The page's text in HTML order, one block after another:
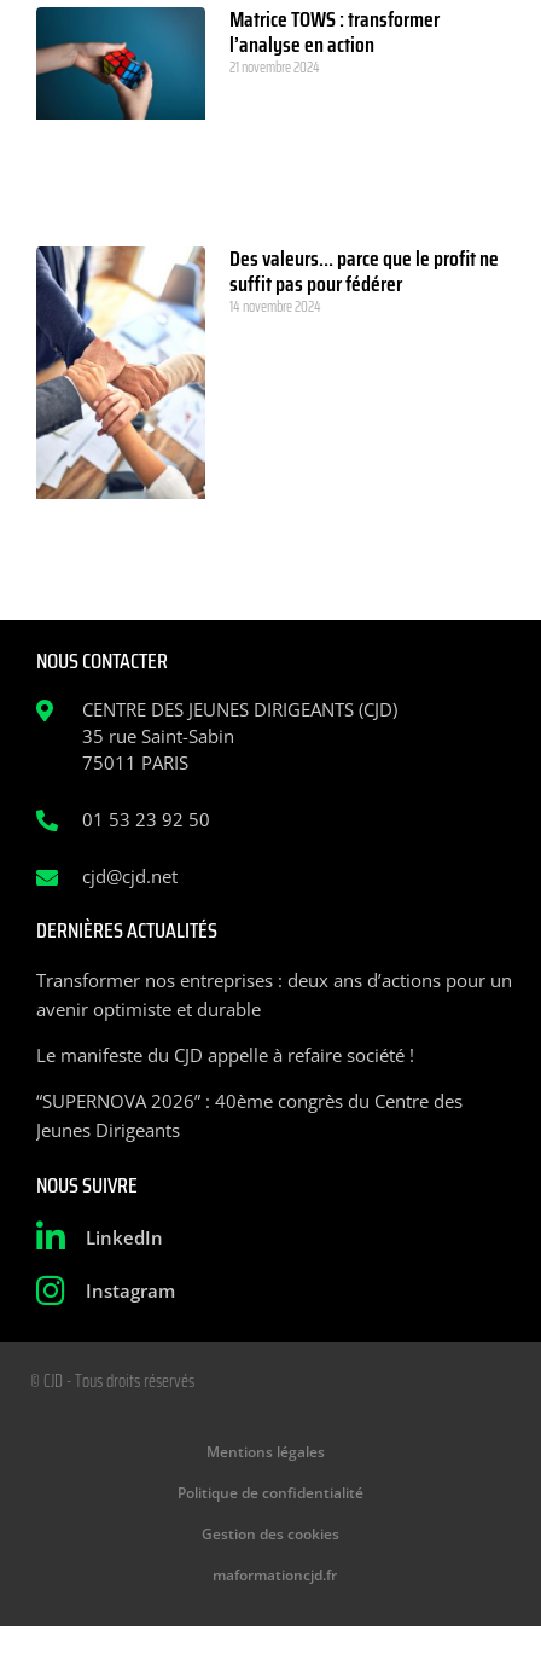
Matrice TOWS : transformer
l’analyse en action
21 novembre 2024
Des valeurs… parce que le profit ne
suffit pas pour fédérer
14 novembre 2024
NOUS CONTACTER
CENTRE DES JEUNES DIRIGEANTS (CJD)
35 rue Saint-Sabin
75011 PARIS
01 53 23 92 50
cjd@cjd.net
DERNIÈRES ACTUALITÉS
Transformer nos entreprises : deux ans d’actions pour un
avenir optimiste et durable
Le manifeste du CJD appelle à refaire société !
“SUPERNOVA 2026” : 40ème congrès du Centre des
Jeunes Dirigeants
NOUS SUIVRE
LinkedIn
Instagram
© CJD - Tous droits réservés
Mentions légales
Politique de confidentialité
Gestion des cookies
maformationcjd.fr